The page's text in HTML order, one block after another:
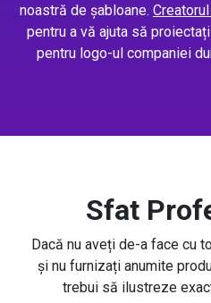
noastră de șabloane.
pentru a vă ajuta să
pentru logo-ul companiei
Sfat
Dacă nu aveți de-a face cu
și nu furnizați anumite
trebui să ilustreze